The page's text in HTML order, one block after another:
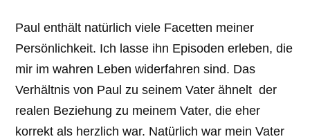
Paul enthält natürlich viele Facetten meiner
Persönlichkeit. Ich lasse ihn Episoden erleben, die
mir im wahren Leben widerfahren sind. Das
Verhältnis von Paul zu seinem Vater ähnelt der
realen Beziehung zu meinem Vater, die eher
korrekt als herzlich war. Natürlich war mein Vater